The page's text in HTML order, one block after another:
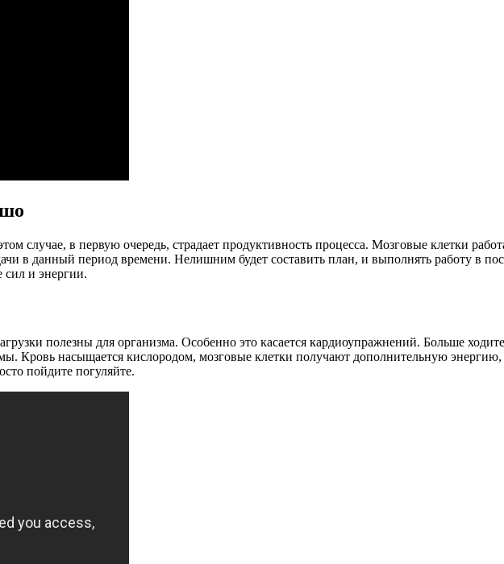
случае, в первую очередь, страдает продуктивность процесса. Мозговые клетки
в данный период времени. Нелишним будет составить план, и выполнять работу в
сил и энергии.
полезны для организма. Особенно это касается кардиоупражнений. Больше
Кровь насыщается кислородом, мозговые клетки получают дополнительную энергию,
пойдите погуляйте.